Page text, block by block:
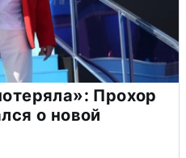
Прохор
о новой